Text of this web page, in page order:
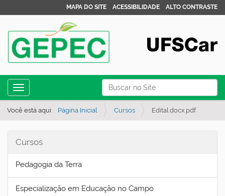
Busca
Busca Avançada…
MAPA DO SITE ACESSIBILIDADE ALTO CONTRASTE
Toggle navigation
Você está aqui: Página Inicial Cursos Edital.docx.pdf
Cursos
Pedagogia da Terra
Especialização em Educação no Campo